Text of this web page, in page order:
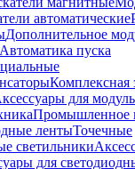
автоматические
Дополнительное
Автоматика пуска
Комплексная
для
Промышленное
лентыТочечные
светильники
для